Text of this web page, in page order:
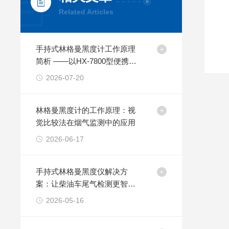
Related Articles
手持式林格曼黑度计工作原理
简析 ——以HX-7800型便携设
备为例2026-07-20
林格曼黑度计的工作原理：视
觉比较法在烟气监测中的应用
2026-06-17
手持式林格曼黑度仪解决方
案：让柴油车尾气检测更智
能、更高效
2026-05-16